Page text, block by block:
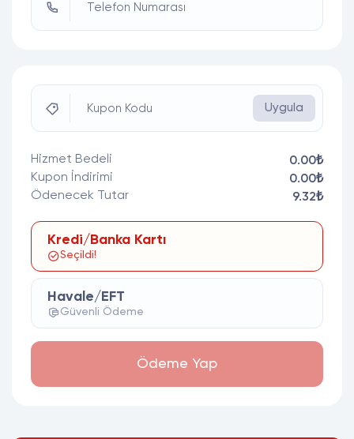
Telefon Numarası
Kupon Kodu Uygula
Hizmet Bedeli
0.00₺
Kupon İndirimi
0.00₺
Ödenecek Tutar
9.32₺
Kredi/Banka Kartı
Seçildi!
Havale/EFT
Güvenli Ödeme
Ödeme Yap